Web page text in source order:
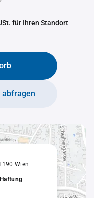
für Ihren Standort
abfragen
Wien